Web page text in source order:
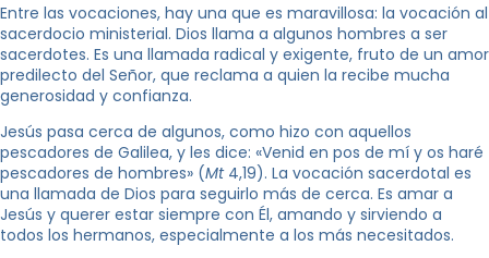
Entre las vocaciones, hay una que es maravillosa: la vocación al
sacerdocio ministerial. Dios llama a algunos hombres a ser
sacerdotes. Es una llamada radical y exigente, fruto de un amor
predilecto del Señor, que reclama a quien la recibe mucha
generosidad y confianza.
Jesús pasa cerca de algunos, como hizo con aquellos
pescadores de Galilea, y les dice: «Venid en pos de mí y os haré
pescadores de hombres» (Mt4,19). La vocación sacerdotal es
una llamada de Dios para seguirlo más de cerca. Es amar a
Jesús y querer estar siempre con Él, amando y sirviendo a
todos los hermanos, especialmente a los más necesitados.